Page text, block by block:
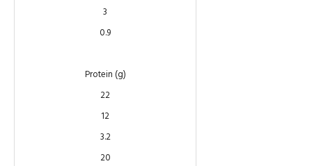
3
0.9
Protein (g)
22
12
3.2
20